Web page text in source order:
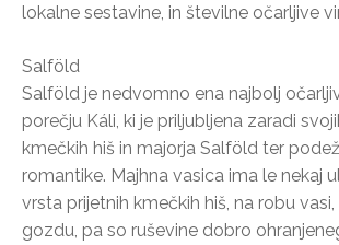
lokalne sestavine, in številne očarljive
Salföld
Salföld je nedvomno ena najbolj
porečju Káli, ki je priljubljena zaradi
kmečkih hiš in majorja Salföld ter
romantike. Majhna vasica ima le nekaj
vrsta prijetnih kmečkih hiš, na robu
gozdu, pa so ruševine dobro